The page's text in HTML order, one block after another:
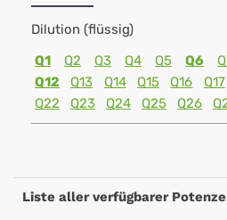
Dilution (flüssig)
Q1
Q2 Q3 Q4 Q5 Q6
Q12
Q13 Q14 Q15 Q16 Q17
Q22
Q23 Q24 Q25 Q26
Liste aller verfügbarer